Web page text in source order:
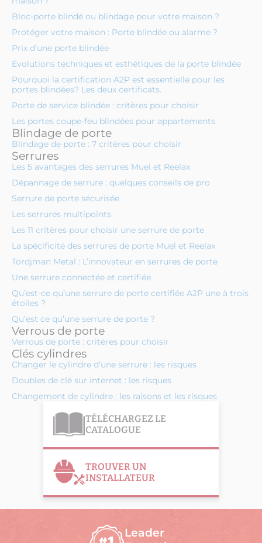
Bloc-porte blindé ou blindage pour votre maison ?
Protéger votre maison : Porte blindée ou alarme ?
Prix d’une porte blindée
Évolutions techniques et esthétiques de la porte blindée
Pourquoi la certification A2P est essentielle pour les
portes blindées? Les deux certificats.
Porte de service blindée : critères pour choisir
Les portes coupe-feu blindées pour appartements
Blindage de porte
Blindage de porte : 7 critères pour choisir
Serrures
Les 5 avantages des serrures Muel et Reelax
Dépannage de serrure : quelques conseils de pro
Serrure de porte sécurisée
Les serrures multipoints
Les 11 critères pour choisir une serrure de porte
La spécificité des serrures de porte Muel et Reelax
Tordjman Metal : L’innovateur en serrures de porte
Une serrure connectée et certifiée
Qu’est-ce qu’une serrure de porte certifiée A2P une à trois
étoiles ?
Qu’est ce qu’une serrure de porte ?
Verrous de porte
Verrous de porte : critères pour choisir
Clés cylindres
Changer le cylindre d’une serrure : les risques
Doubles de clé sur internet : les risques
Changement de cylindre : les raisons et les risques
TÉLÉCHARGEZ LE
CATALOGUE
TROUVER UN
INSTALLATEUR
Leader